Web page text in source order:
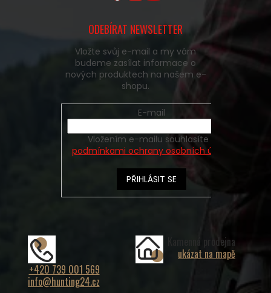
ODEBÍRAT NEWSLETTER
Vložte svůj e-mail a my vám
budeme zasílat informace o
nových produktech na našem e-
shopu.
E-mail
podmínkami ochrany osobních údajů
PŘIHLÁSIT SE
+420 739 001 569
info@hunting24.cz
Kamenná prodejna
ukázat na mapě